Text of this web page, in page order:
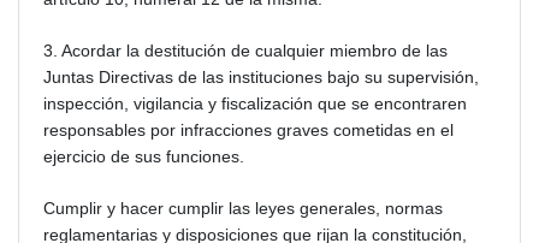
3. Acordar la destitución de cualquier miembro de las
Juntas Directivas de las instituciones bajo su supervisión,
inspección, vigilancia y fiscalización que se encontraren
responsables por infracciones graves cometidas en el
ejercicio de sus funciones.
Cumplir y hacer cumplir las leyes generales, normas
reglamentarias y disposiciones que rijan la constitución,